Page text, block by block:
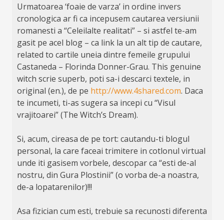
Urmatoarea ‘foaie de varza’ in ordine invers
cronologica ar fi ca incepusem cautarea versiunii
romanesti a “Celeilalte realitati” – si astfel te-am
gasit pe acel blog – ca link la un alt tip de cautare,
related to cartile uneia dintre femeile grupului
Castaneda – Florinda Donner-Grau. This genuine
witch scrie superb, poti sa-i descarci textele, in
original (en.), de pe http://www.4shared.com. Daca
te incumeti, ti-as sugera sa incepi cu “Visul
vrajitoarei” (The Witch’s Dream).
Si, acum, cireasa de pe tort: cautandu-ti blogul
personal, la care faceai trimitere in cotlonul virtual
unde iti gasisem vorbele, descopar ca “esti de-al
nostru, din Gura Plostinii” (o vorba de-a noastra,
de-a lopatarenilor)!!!
Asa fizician cum esti, trebuie sa recunosti diferenta